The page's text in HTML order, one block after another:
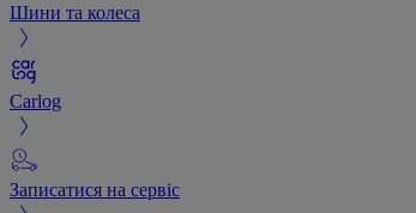
Шини та колеса
Carlog
Записатися на сервіс